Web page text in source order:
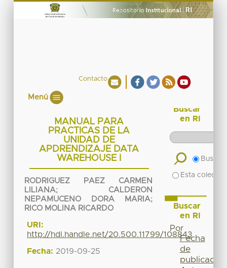
Contacto
Menú
MANUAL PARA
PRACTICAS DE LA
UNIDAD DE
APDRENDIZAJE DATA
WAREHOUSE I
RODRIGUEZ PAEZ CARMEN
LILIANA; CALDERON
NEPAMUCENO DORA MARIA;
RICO MOLINA RICARDO
URI:
http://hdl.handle.net/20.500.11799/108843
Fecha: 2019-09-25
Buscar
en RI
Buscar
Esta
Buscar
en RI
Por
Fecha
de
publicación